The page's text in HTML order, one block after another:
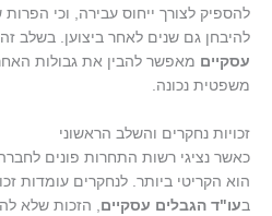
להספיק לצורך ייחוס עבירה, וכי הפרות
להיבחן גם שנים לאחר ביצוען. בשלב זה,
עסקיים מאפשר להבין את גבולות
משפטית נכונה.
זכויות נחקרים והשלב הראשוני
כאשר נציגי רשות התחרות פונים
הוא הקריטי ביותר. לנחקרים עומדות
בעו"ד הגבלים עסקיים, הזכות שלא